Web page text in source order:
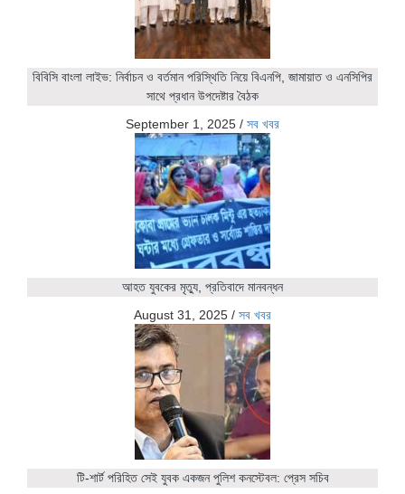
বিবিসি বাংলা লাইভ: নির্বাচন ও বর্তমান পরিস্থিতি নিয়ে বিএনপি, জামায়াত ও এনসিপির
সাথে প্রধান উপদেষ্টার বৈঠক
September 1, 2025 / সব খবর
আহত যুবকের মৃত্যু, প্রতিবাদে মানবন্ধন
August 31, 2025 / সব খবর
টি-শার্ট পরিহিত সেই যুবক একজন পুলিশ কনস্টেবল: প্রেস সচিব